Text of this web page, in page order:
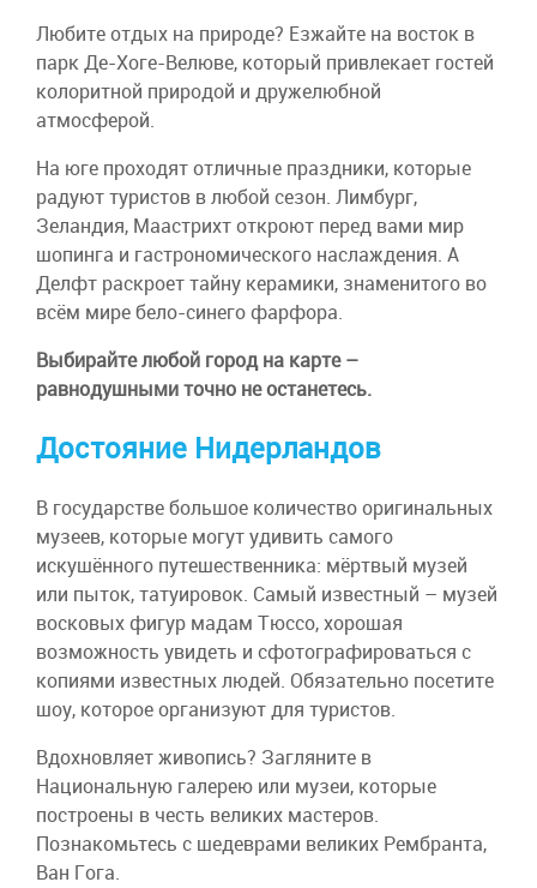
Любите отдых на природе? Езжайте на восток в
парк Де-Хоге-Велюве, который привлекает гостей
колоритной природой и дружелюбной
атмосферой.
На юге проходят отличные праздники, которые
радуют туристов в любой сезон. Лимбург,
Зеландия, Маастрихт откроют перед вами мир
шопинга и гастрономического наслаждения. А
Делфт раскроет тайну керамики, знаменитого во
всём мире бело-синего фарфора.
Выбирайте любой город на карте –
равнодушными точно не останетесь.
Достояние Нидерландов
В государстве большое количество оригинальных
музеев, которые могут удивить самого
искушённого путешественника: мёртвый музей
или пыток, татуировок. Самый известный – музей
восковых фигур мадам Тюссо, хорошая
возможность увидеть и сфотографироваться с
копиями известных людей. Обязательно посетите
шоу, которое организуют для туристов.
Вдохновляет живопись? Загляните в
Национальную галерею или музеи, которые
построены в честь великих мастеров.
Познакомьтесь с шедеврами великих Рембранта,
Ван Гога.